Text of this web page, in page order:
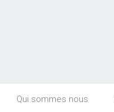
Qui sommes nous